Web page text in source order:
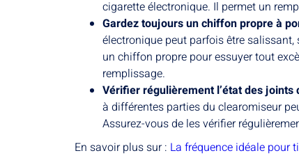
cigarette électronique. Il permet un
Gardez toujours un chiffon propre à
électronique peut parfois être
un chiffon propre pour essuyer tout
remplissage.
Vérifier régulièrement l’état des joints
à différentes parties du clearomiseur
Assurez-vous de les vérifier
En savoir plus sur : La fréquence idéale pour